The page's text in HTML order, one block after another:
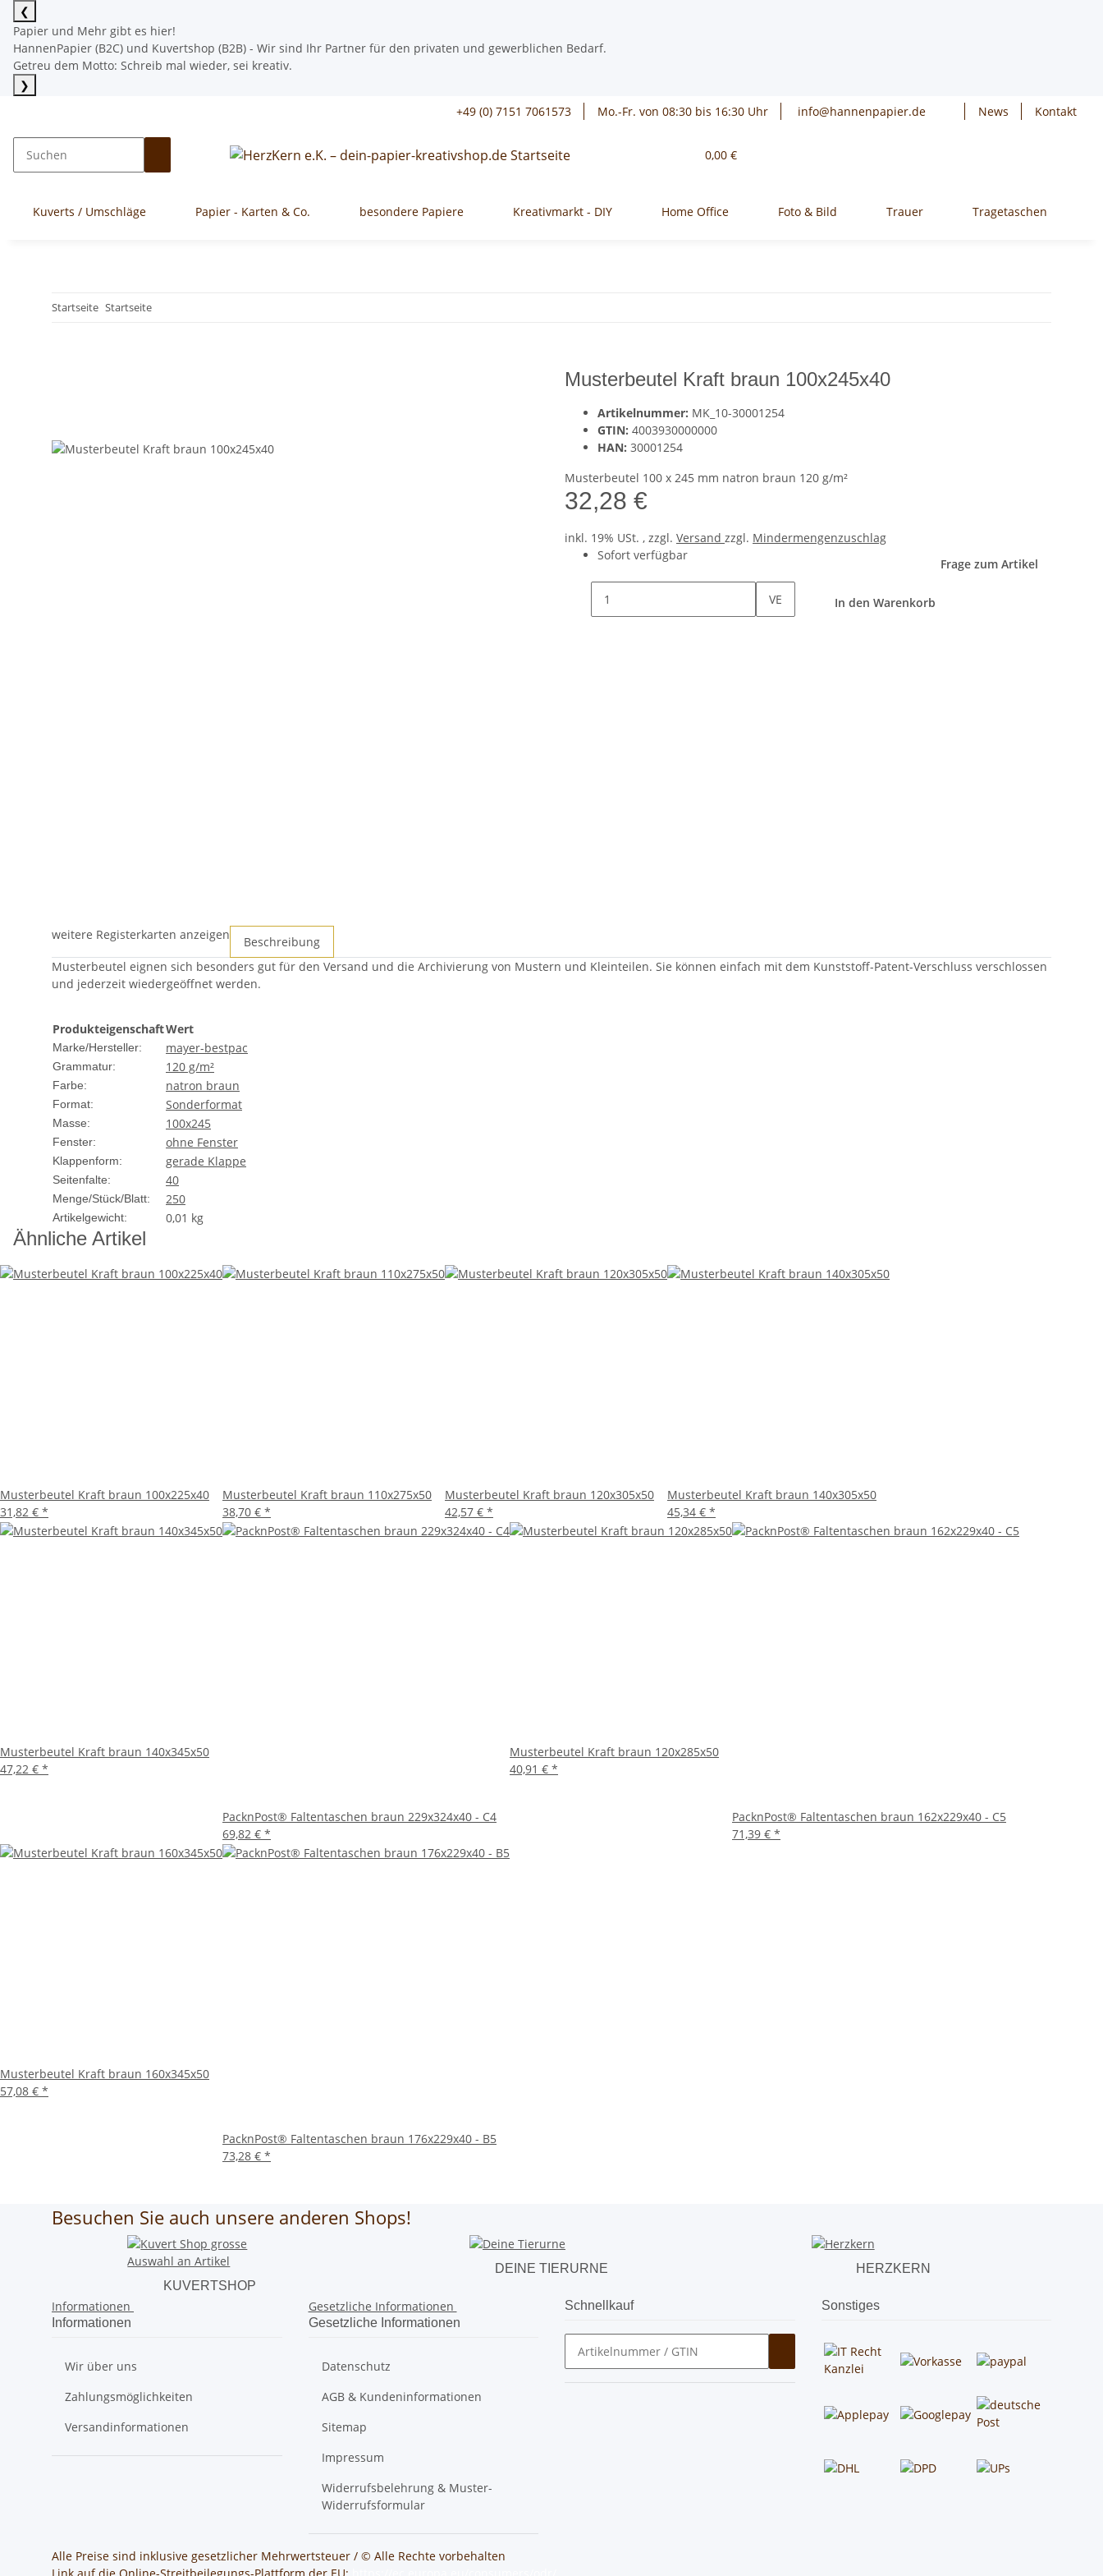
❮
Papier und Mehr gibt es hier!
HannenPapier (B2C) und Kuvertshop (B2B) - Wir sind Ihr Partner für den privaten und gewerblichen Bedarf.
Getreu dem Motto: Schreib mal wieder, sei kreativ.
❯
News
Kontakt
+49 (0) 7151 7061573 Mo.-Fr. von 08:30 bis 16:30 Uhr info@hannenpapier.de
0,00 €
Kuverts / Umschläge Papier - Karten & Co. besondere Papiere Kreativmarkt - DIY Home Office Foto & Bild Trauer Tragetaschen
Startseite Startseite
Musterbeutel Kraft braun 100x245x40
Artikelnummer: MK_10-30001254
GTIN: 4003930000000
HAN: 30001254
Musterbeutel 100 x 245 mm natron braun 120 g/m²
32,28 €
inkl. 19% USt. , zzgl. Versand zzgl. Mindermengenzuschlag
Sofort verfügbar
Frage zum Artikel
VE In den Warenkorb
weitere Registerkarten anzeigen
Beschreibung
Musterbeutel eignen sich besonders gut für den Versand und die Archivierung von Mustern und Kleinteilen. Sie können einfach mit dem Kunststoff-Patent-Verschluss verschlossen
und jederzeit wiedergeöffnet werden.
ProdukteigenschaftWert
Marke/Hersteller: mayer-bestpac
Grammatur: 120 g/m²
Farbe: natron braun
Format: Sonderformat
Masse: 100x245
Fenster: ohne Fenster
Klappenform: gerade Klappe
Seitenfalte: 40
Menge/Stück/Blatt: 250
Artikelgewicht: 0,01 kg
Ähnliche Artikel
Musterbeutel Kraft braun 100x225x40
31,82 € *
Musterbeutel Kraft braun 110x275x50
38,70 € *
Musterbeutel Kraft braun 120x305x50
42,57 € *
Musterbeutel Kraft braun 140x305x50
45,34 € *
Musterbeutel Kraft braun 140x345x50
47,22 € *
PacknPost® Faltentaschen braun 229x324x40 - C4
69,82 € *
Musterbeutel Kraft braun 120x285x50
40,91 € *
PacknPost® Faltentaschen braun 162x229x40 - C5
71,39 € *
Musterbeutel Kraft braun 160x345x50
57,08 € *
PacknPost® Faltentaschen braun 176x229x40 - B5
73,28 € *
Besuchen Sie auch unsere anderen Shops!
KUVERTSHOP
DEINE TIERURNE HERZKERN
Informationen
Informationen
Wir über uns
Zahlungsmöglichkeiten
Versandinformationen
Gesetzliche Informationen
Gesetzliche Informationen
Datenschutz
AGB & Kundeninformationen
Sitemap
Impressum
Widerrufsbelehrung & Muster-
Widerrufsformular
Schnellkauf Sonstiges
Alle Preise sind inklusive gesetzlicher Mehrwertsteuer / © Alle Rechte vorbehalten